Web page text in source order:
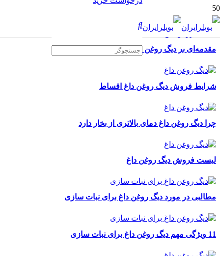
مقدمه‌ای بر دیگ روغن داغ
شرایط فروش دیگ روغن داغ اقساط
چرا دیگ روغن داغ دمای بالاتری از بخار دارد
لیست فروش دیگ روغن داغ
مطالبی در مورد دیگ روغن داغ برای نبات سازی
11 ویژگی مهم دیگ روغن داغ برای نبات سازی